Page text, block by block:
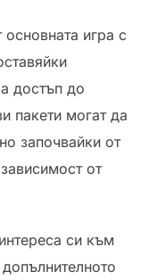
игра с
достъп до
пакети могат да
започвайки от
от
си към